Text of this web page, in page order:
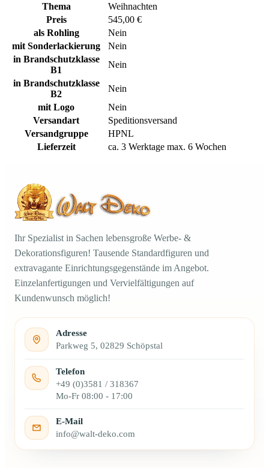
Thema
Weihnachten
Preis
545,00 €
als Rohling
Nein
mit Sonderlackierung
Nein
in Brandschutzklasse
B1
Nein
in Brandschutzklasse
B2
Nein
mit Logo
Nein
Versandart
Speditionsversand
Versandgruppe
HPNL
Lieferzeit
ca. 3 Werktage max. 6 Wochen
Ihr Spezialist in Sachen lebensgroße Werbe- &
Dekorationsfiguren! Tausende Standardfiguren und
extravagante Einrichtungsgegenstände im Angebot.
Einzelanfertigungen und Vervielfältigungen auf
Kundenwunsch möglich!
Adresse
Parkweg 5, 02829 Schöpstal
Telefon
+49 (0)3581 / 318367
Mo-Fr 08:00 - 17:00
E-Mail
info@walt-deko.com